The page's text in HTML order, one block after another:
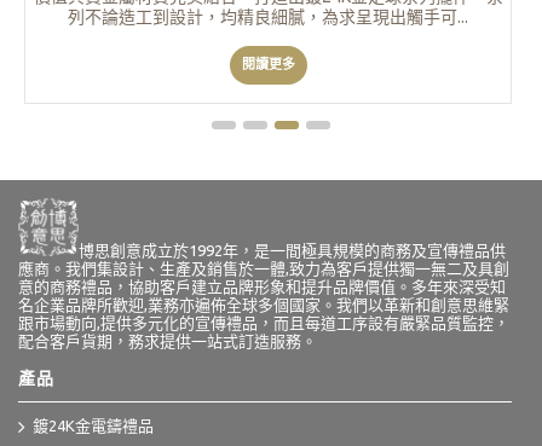
博思創意成立於1992年，是一間極具規模的商務及宣傳禮品供
應商。我們集設計、生產及銷售於一體,致力為客戶提供獨一無二及具創
意的商務禮品，協助客戶建立品牌形象和提升品牌價值。多年來深受知
名企業品牌所歡迎,業務亦遍佈全球多個國家。我們以革新和創意思維緊
跟市場動向,提供多元化的宣傳禮品，而且每道工序設有嚴緊品質監控，
配合客戶貨期，務求提供一站式訂造服務。
產品
鍍24K金電鑄禮品